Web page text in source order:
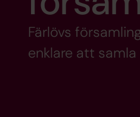
Färlövs
enklare att